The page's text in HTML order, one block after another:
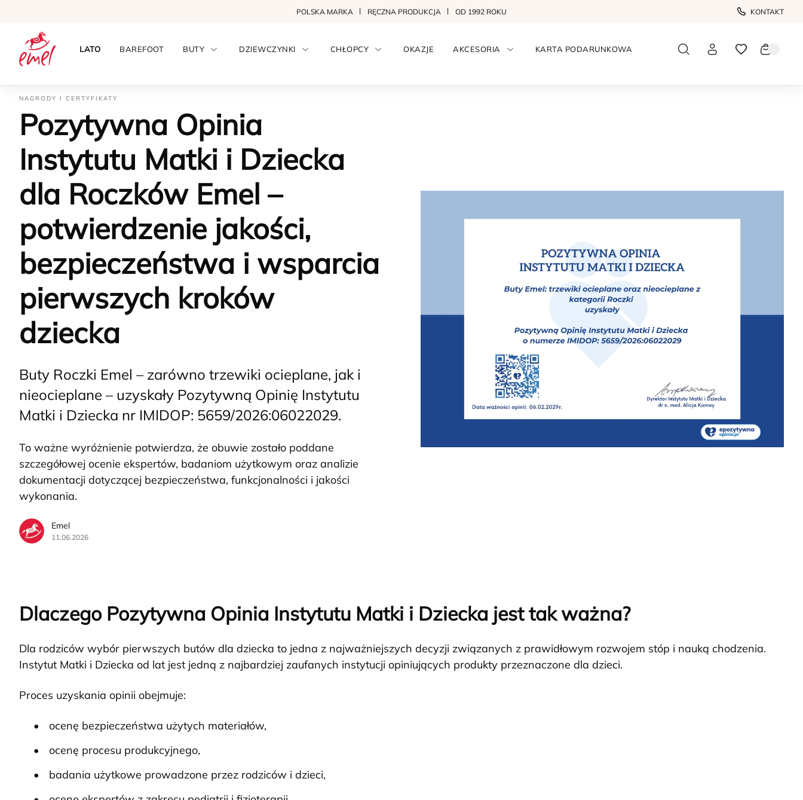
POLSKA MARKA RĘCZNA PRODUKCJA OD 1992 ROKU KONTAKT
LATO BAREFOOT BUTY DZIEWCZYNKI CHŁOPCY OKAZJE AKCESORIA KARTA PODARUNKOWA
NAGRODY I CERTYFIKATY
Pozytywna Opinia
Instytutu Matki i Dziecka
dla Roczków Emel –
potwierdzenie jakości,
bezpieczeństwa i wsparcia
pierwszych kroków
dziecka
Buty Roczki Emel – zarówno trzewiki ocieplane, jak i
nieocieplane – uzyskały Pozytywną Opinię Instytutu
Matki i Dziecka nr IMIDOP: 5659/2026:06022029.
To ważne wyróżnienie potwierdza, że obuwie zostało poddane
szczegółowej ocenie ekspertów, badaniom użytkowym oraz analizie
dokumentacji dotyczącej bezpieczeństwa, funkcjonalności i jakości
wykonania.
Emel
11.06.2026
Dlaczego Pozytywna Opinia Instytutu Matki i Dziecka jest tak ważna?
Dla rodziców wybór pierwszych butów dla dziecka to jedna z najważniejszych decyzji związanych z prawidłowym rozwojem stóp i nauką chodzenia.
Instytut Matki i Dziecka od lat jest jedną z najbardziej zaufanych instytucji opiniujących produkty przeznaczone dla dzieci.
Proces uzyskania opinii obejmuje:
ocenę bezpieczeństwa użytych materiałów,
ocenę procesu produkcyjnego,
badania użytkowe prowadzone przez rodziców i dzieci,